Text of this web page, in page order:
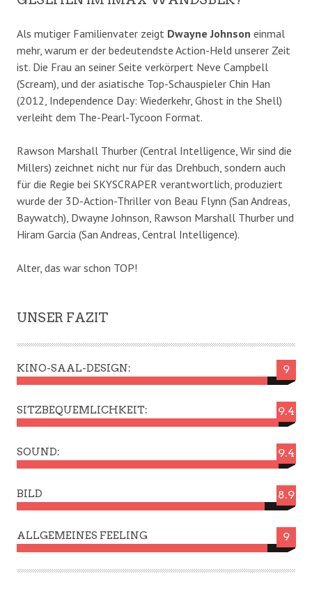
Als mutiger Familienvater zeigt Dwayne Johnson einmal
mehr, warum er der bedeutendste Action-Held unserer Zeit
ist. Die Frau an seiner Seite verkörpert Neve Campbell
(Scream), und der asiatische Top-Schauspieler Chin Han
(2012, Independence Day: Wiederkehr, Ghost in the Shell)
verleiht dem The-Pearl-Tycoon Format.
Rawson Marshall Thurber (Central Intelligence, Wir sind die
Millers) zeichnet nicht nur für das Drehbuch, sondern auch
für die Regie bei SKYSCRAPER verantwortlich, produziert
wurde der 3D-Action-Thriller von Beau Flynn (San Andreas,
Baywatch), Dwayne Johnson, Rawson Marshall Thurber und
Hiram Garcia (San Andreas, Central Intelligence).
Alter, das war schon TOP!
UNSER FAZIT
KINO-SAAL-DESIGN: 9
SITZBEQUEMLICHKEIT: 9.4
SOUND: 9.4
BILD 8.9
ALLGEMEINES FEELING 9